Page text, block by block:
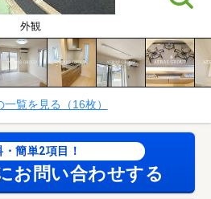
外観
一覧を見る（16枚）
・簡単2項目！
お問い合わせする